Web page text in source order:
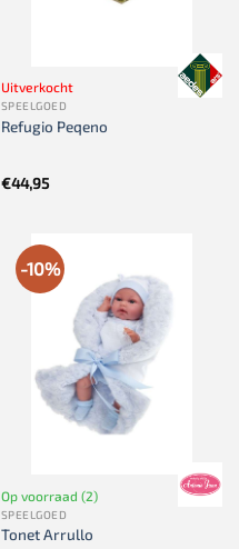
Uitverkocht
SPEELGOED
Refugio Peqeno
€44,95
-10%
Op voorraad (2)
SPEELGOED
Tonet Arrullo